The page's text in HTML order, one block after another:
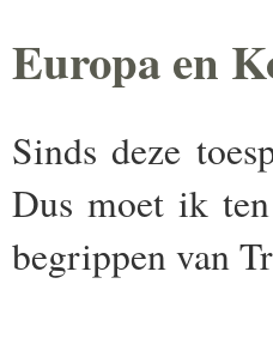
Europa en
Sinds deze
Dus moet ik
begrippen van